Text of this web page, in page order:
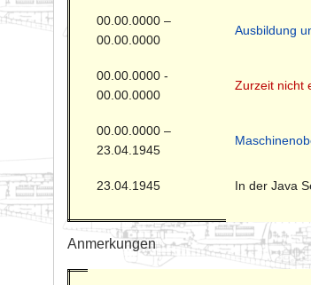
00.00.0000 –
00.00.0000
Ausbildung
00.00.0000 -
00.00.0000
Zurzeit nicht
00.00.0000 –
23.04.1945
23.04.1945 In der Java
Anmerkungen